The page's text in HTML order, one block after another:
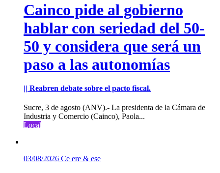
Cainco pide al gobierno
hablar con seriedad del 50-
50 y considera que será un
paso a las autonomías
|| Reabren debate sobre el pacto fiscal.
Sucre, 3 de agosto (ANV).- La presidenta de la Cámara de
Industria y Comercio (Cainco), Paola...
Local
03/08/2026 Ce ere & ese